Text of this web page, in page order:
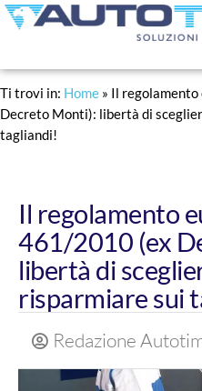
Ti trovi in: Home » Il
Decreto Monti): libertà di
tagliandi!
Il regolamento
461/2010 (ex
libertà di
risparmiare sui
Redazione